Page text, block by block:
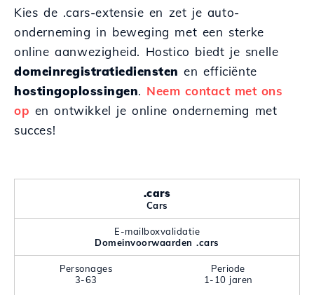
Kies de .cars-extensie en zet je auto-
onderneming in beweging met een sterke
online aanwezigheid. Hostico biedt je snelle
domeinregistratiediensten en efficiënte
hostingoplossingen. Neem contact met ons
op en ontwikkel je online onderneming met
succes!
.cars
Cars
E-mailboxvalidatie
Domeinvoorwaarden .cars
Personages
3-63
Periode
1-10 jaren